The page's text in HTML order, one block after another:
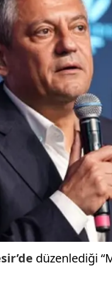
düzenlediği